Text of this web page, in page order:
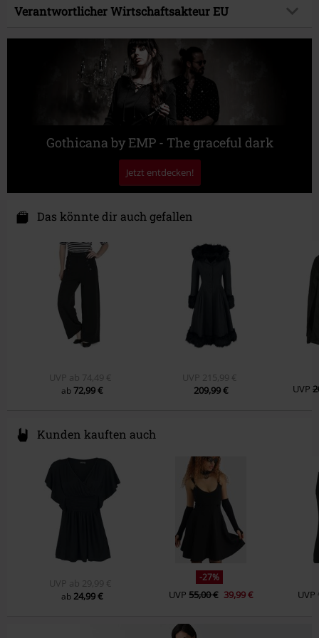
Obermaterial
97% Viskose, 3% Polyamid
Verantwortlicher Wirtschaftsakteur EU
Popsoda DE GmbH
97688 Bad Kissingen
info@popsoda.co.uk
Gothicana by EMP - The graceful dark
Jetzt entdecken!
Das könnte dir auch gefallen
UVP ab 74,49 €
ab72,99 €
UVP 215,99 €
209,99 €
UVP
Kunden kauften auch
UVP ab 29,99 €
ab 24,99 €
-27%
UVP 55,00 € 39,99 € UVP